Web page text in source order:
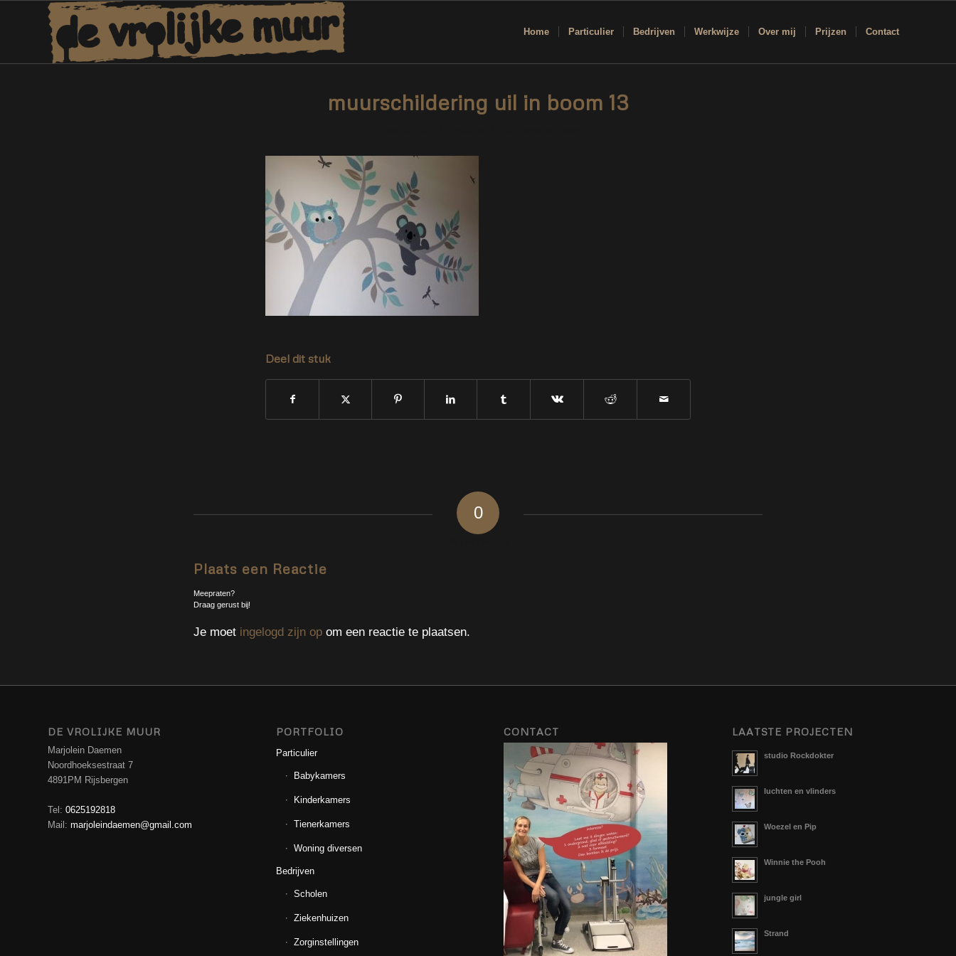
Home Particulier Bedrijven Werkwijze Over mij Prijzen Contact
muurschildering uil in boom 13
Deel dit stuk
0
Plaats een Reactie
Meepraten?
Draag gerust bij!
Je moet ingelogd zijn op om een reactie te plaatsen.
DE VROLIJKE MUUR
Marjolein Daemen
Noordhoeksestraat 7
4891PM Rijsbergen
Tel: 0625192818
Mail: marjoleindaemen@gmail.com
PORTFOLIO
Particulier
Babykamers
Kinderkamers
Tienerkamers
Woning diversen
Bedrijven
Scholen
Ziekenhuizen
Zorginstellingen
CONTACT LAATSTE PROJECTEN
studio Rockdokter
luchten en vlinders
Woezel en Pip
Winnie the Pooh
jungle girl
Strand